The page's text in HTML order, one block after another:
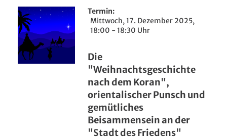
Termin
Mittwoch, 17. Dezember 2025,
18:00 - 18:30 Uhr
Die
"Weihnachtsgeschichte
nach dem Koran",
orientalischer Punsch und
gemütliches
Beisammensein an der
"Stadt des Friedens"